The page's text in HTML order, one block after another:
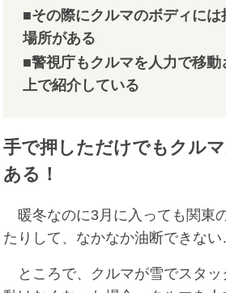
■その際にクルマのボディには
場所がある
■警視庁もクルマを人力で移
上で紹介している
手で押しただけでもクル
ある！
暖冬なのに3月に入っても関東
たりして、なかなか油断できな
ところで、クルマが雪でスタッ